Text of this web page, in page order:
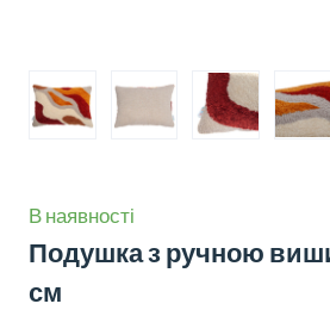
В наявності
Подушка з ручною
см